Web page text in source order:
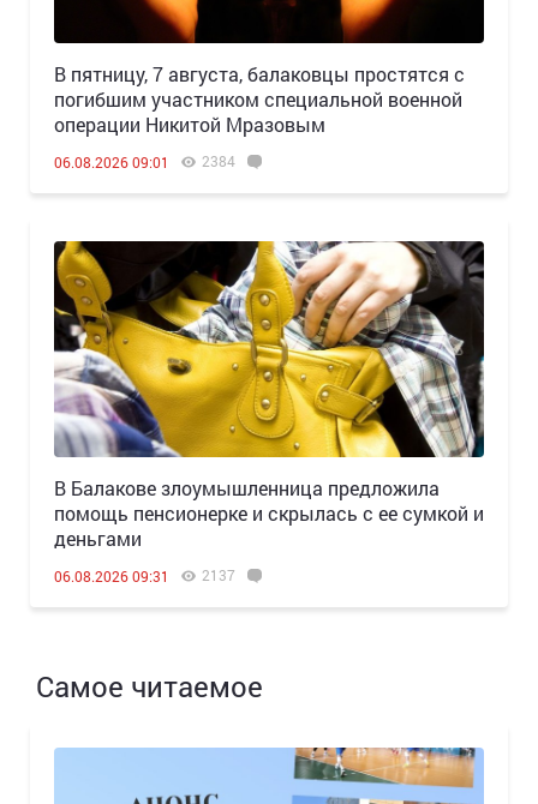
В пятницу, 7 августа, балаковцы простятся с
погибшим участником специальной военной
операции Никитой Мразовым
06.08.2026 09:01 2384
В Балакове злоумышленница предложила
помощь пенсионерке и скрылась с ее сумкой и
деньгами
06.08.2026 09:31 2137
Самое читаемое